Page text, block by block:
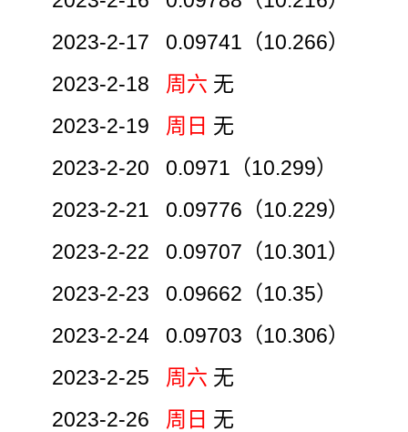
2023-2-17 0.09741（10.266）
2023-2-18 周六 无
2023-2-19 周日 无
2023-2-20 0.0971（10.299）
2023-2-21 0.09776（10.229）
2023-2-22 0.09707（10.301）
2023-2-23 0.09662（10.35）
2023-2-24 0.09703（10.306）
2023-2-25 周六 无
2023-2-26 周日 无